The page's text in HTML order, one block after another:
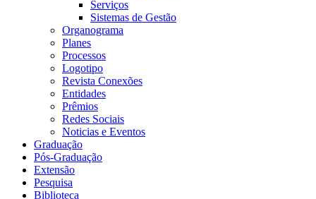
Serviços
Sistemas de Gestão
Organograma
Planes
Processos
Logotipo
Revista Conexões
Entidades
Prêmios
Redes Sociais
Noticias e Eventos
Graduação
Pós-Graduação
Extensão
Pesquisa
Biblioteca